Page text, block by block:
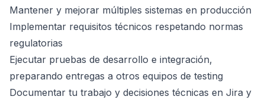
Mantener y mejorar múltiples sistemas en producción
Implementar requisitos técnicos respetando normas
regulatorias
Ejecutar pruebas de desarrollo e integración,
preparando entregas a otros equipos de testing
Documentar tu trabajo y decisiones técnicas en Jira y